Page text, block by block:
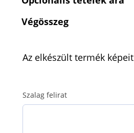
Végösszeg
Az elkészült termék képeit
Szalag felirat